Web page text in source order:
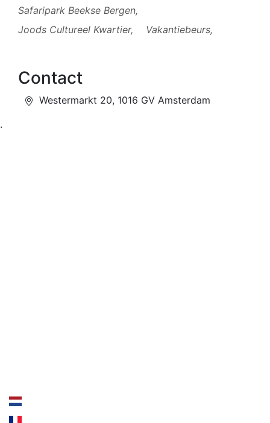
Safaripark Beekse Bergen,
Joods Cultureel Kwartier,
Vakantiebeurs,
Contact
Westermarkt 20, 1016 GV Amsterdam
.